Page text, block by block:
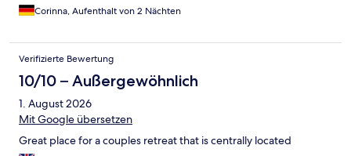
Corinna, Aufenthalt von 2 Nächten
Verifizierte Bewertung
10/10 – Außergewöhnlich
1. August 2026
Mit Google übersetzen
Great place for a couples retreat that is centrally located